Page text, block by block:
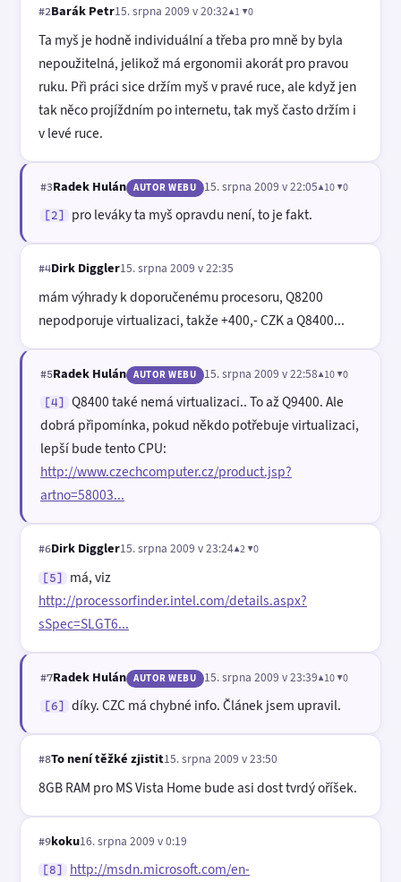
#2Barák Petr15. srpna 2009 v 20:32▲1 ▼0
Ta myš je hodně individuální a třeba pro mně by byla
nepoužitelná, jelikož má ergonomii akorát pro pravou
ruku. Při práci sice držím myš v pravé ruce, ale když jen
tak něco projíždním po internetu, tak myš často držím i
v levé ruce.
#3Radek Hulán AUTOR WEBU 15. srpna 2009 v 22:05▲10 ▼0
[2] pro leváky ta myš opravdu není, to je fakt.
#4Dirk Diggler15. srpna 2009 v 22:35
mám výhrady k doporučenému procesoru, Q8200
nepodporuje virtualizaci, takže +400,- CZK a Q8400...
#5Radek Hulán AUTOR WEBU 15. srpna 2009 v 22:58▲10 ▼0
[4]
Q8400 také nemá virtualizaci.. To až Q9400. Ale
dobrá připomínka, pokud někdo potřebuje virtualizaci,
lepší bude tento CPU:
http://www.czechcomputer.cz/product.jsp?
artno=58003...
#6Dirk Diggler15. srpna 2009 v 23:24▲2 ▼0
[5]
má, viz
http://processorfinder.intel.com/details.aspx?
sSpec=SLGT6...
#7Radek Hulán AUTOR WEBU 15. srpna 2009 v 23:39▲10 ▼0
[6] díky. CZC má chybné info. Článek jsem upravil.
#8To není těžké zjistit15. srpna 2009 v 23:50
8GB RAM pro MS Vista Home bude asi dost tvrdý oříšek.
#9koku16. srpna 2009 v 0:19
[8]
http://msdn.microsoft.com/en-